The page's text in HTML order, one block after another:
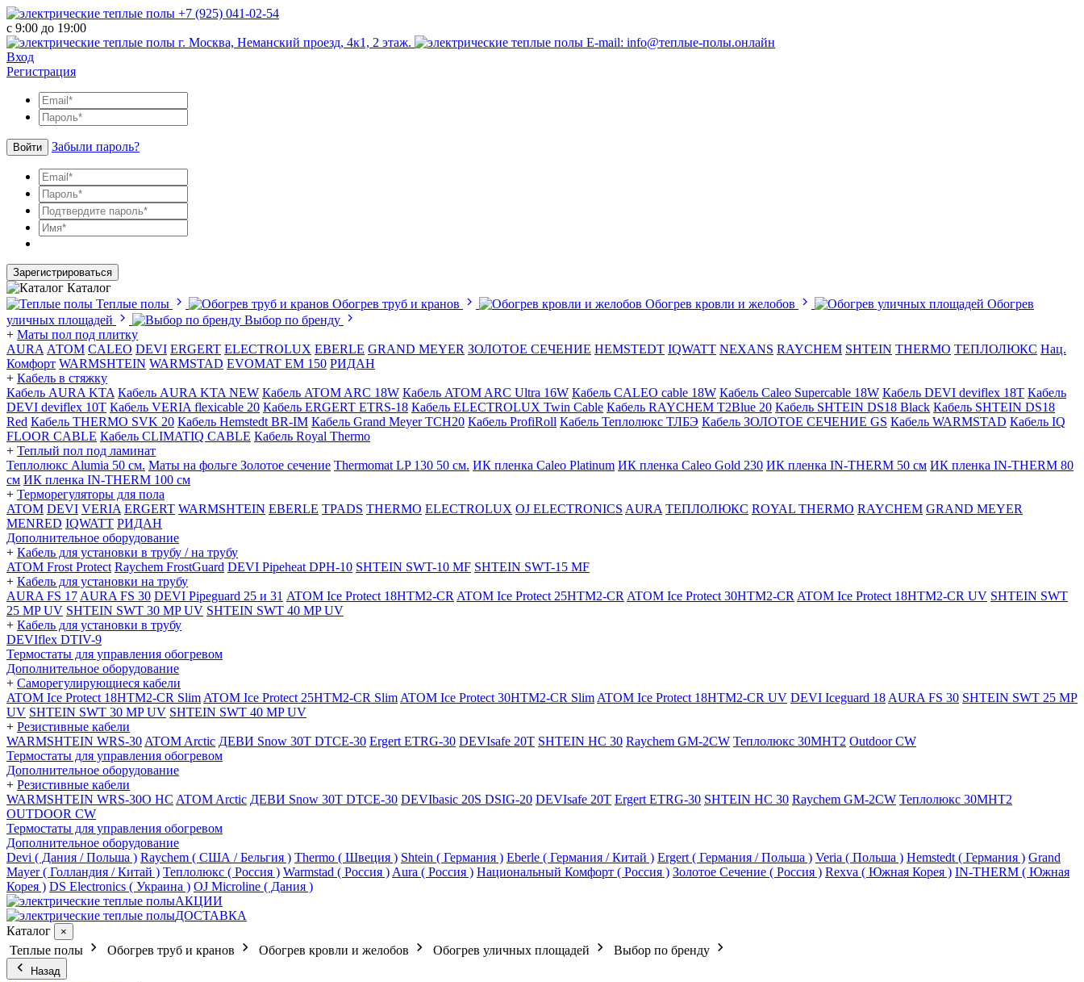
+7 (925) 041-02-54
с 9:00 до 19:00
г. Москва, Неманский проезд, 4к1, 2 этаж.
E-mail: info@теплые-полы.онлайн
Вход
Регистрация
Войти Забыли пароль?
Зарегистрироваться
Каталог
Теплые полы
Обогрев труб и кранов Обогрев кровли и желобов
Обогрев
уличных площадей
Выбор по бренду
+ Маты пол под плитку
AURA АТОМ CALEO DEVI ERGERT ELECTROLUX EBERLE GRAND MEYER ЗОЛОТОЕ СЕЧЕНИЕ HEMSTEDT IQWATT NEXANS RAYCHEM SHTEIN THERMO ТЕПЛОЛЮКС Нац.
Комфорт WARMSHTEIN WARMSTAD EVOMAT EM 150 РИДАН
+ Кабель в стяжку
Кабель AURA KTA Кабель AURA KTA NEW Кабель ATOM ARC 18W Кабель ATOM ARC Ultra 16W Кабель CALEO cable 18W Кабель Caleo Supercable 18W Кабель DEVI deviflex 18T Кабель
DEVI deviflex 10T Кабель VERIA flexicable 20 Кабель ERGERT ETRS-18 Кабель ELECTROLUX Twin Cable Кабель RAYCHEM T2Blue 20 Кабель SHTEIN DS18 Black Кабель SHTEIN DS18
Red Кабель THERMO SVK 20 Кабель Hemstedt BR-IM Кабель Grand Meyer TCH20 Кабель ProfiRoll Кабель Теплолюкс ТЛБЭ Кабель ЗОЛОТОЕ СЕЧЕНИЕ GS Кабель WARMSTAD Кабель IQ
FLOOR CABLE Кабель CLIMATIQ CABLE Кабель Royal Thermo
+ Теплый пол под ламинат
Теплолюкс Alumia 50 см. Маты на фольге Золотое сечение Thermomat LP 130 50 cм. ИК пленка Caleo Platinum ИК пленка Caleo Gold 230 ИК пленка IN-THERM 50 см ИК пленка IN-THERM 80
см ИК пленка IN-THERM 100 см
+ Терморегуляторы для пола
ATOM DEVI VERIA ERGERT WARMSHTEIN EBERLE TPADS THERMO ELECTROLUX OJ ELECTRONICS AURA ТЕПЛОЛЮКС ROYAL THERMO RAYCHEM GRAND MEYER
MENRED IQWATT РИДАН
Дополнительное оборудование
+ Кабель для установки в трубу / на трубу
ATOM Frost Protect Raychem FrostGuard DEVI Pipeheat DPH-10 SHTEIN SWT-10 MF SHTEIN SWT-15 MF
+ Кабель для установки на трубу
AURA FS 17 AURA FS 30 DEVI Pipeguard 25 и 31 ATOM Ice Protect 18HTM2-CR ATOM Ice Protect 25HTM2-CR ATOM Ice Protect 30HTM2-CR ATOM Ice Protect 18HTM2-CR UV SHTEIN SWT
25 MP UV SHTEIN SWT 30 MP UV SHTEIN SWT 40 MP UV
+ Кабель для установки в трубу
DEVIflex DTIV-9
Термостаты для управления обогревом
Дополнительное оборудование
+ Саморегулирующиеся кабели
ATOM Ice Protect 18HTM2-CR Slim ATOM Ice Protect 25HTM2-CR Slim ATOM Ice Protect 30HTM2-CR Slim ATOM Ice Protect 18HTM2-CR UV DEVI Iceguard 18 AURA FS 30 SHTEIN SWT 25 MP
UV SHTEIN SWT 30 MP UV SHTEIN SWT 40 MP UV
+ Резистивные кабели
WARMSHTEIN WRS-30 ATOM Arctic ДЕВИ Snow 30T DTCE-30 Ergert ETRG-30 DEVIsafe 20T SHTEIN HC 30 Raychem GM-2CW Теплолюкс 30МНТ2 Outdoor CW
Термостаты для управления обогревом
Дополнительное оборудование
+ Резистивные кабели
WARMSHTEIN WRS-30O HC ATOM Arctic ДЕВИ Snow 30T DTCE-30 DEVIbasic 20S DSIG-20 DEVIsafe 20T Ergert ETRG-30 SHTEIN HC 30 Raychem GM-2CW Теплолюкс 30МНТ2
OUTDOOR CW
Термостаты для управления обогревом
Дополнительное оборудование
Devi ( Дания / Польша ) Raychem ( США / Бельгия ) Thermo ( Швеция ) Shtein ( Германия ) Eberle ( Германия / Китай ) Ergert ( Германия / Польша ) Veria ( Польша ) Hemstedt ( Германия ) Grand
Mayer ( Голландия / Китай ) Теплолюкс ( Россия ) Warmstad ( Россия ) Aura ( Россия ) Национальный Комфорт ( Россия ) Золотое Сечение ( Россия ) Rexva ( Южная Корея ) IN-THERM ( Южная
Корея ) DS Electronics ( Украина ) OJ Microline ( Дания )
АКЦИИ
ДОСТАВКА
Каталог
×
Теплые полы Обогрев труб и кранов Обогрев кровли и желобов Обогрев уличных площадей Выбор по бренду
Назад